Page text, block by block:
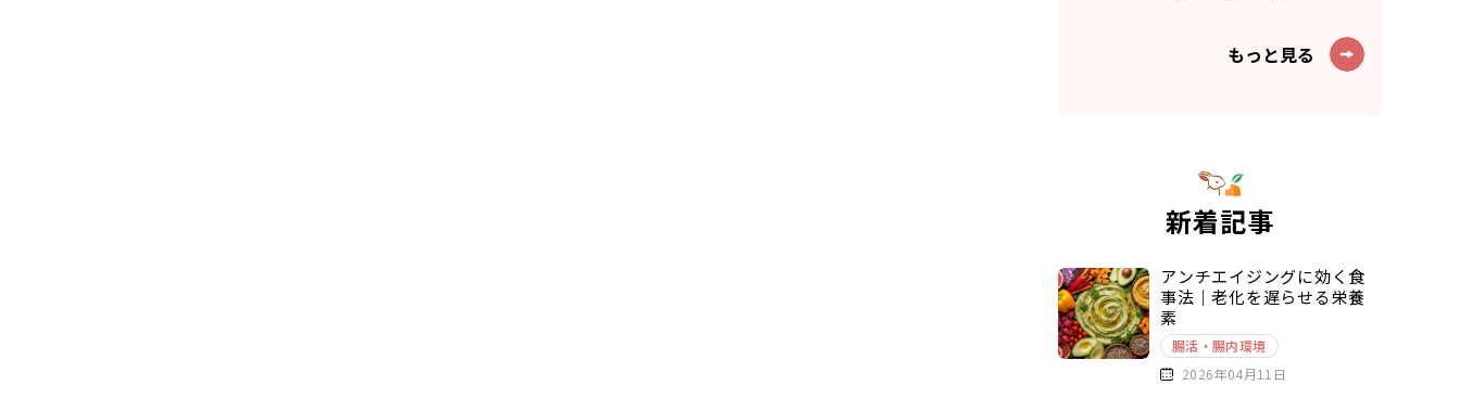
もっと見る
新着記事
アンチエイジングに効く食
事法｜老化を遅らせる栄養
素
腸活・腸内環境
2026年04月11日